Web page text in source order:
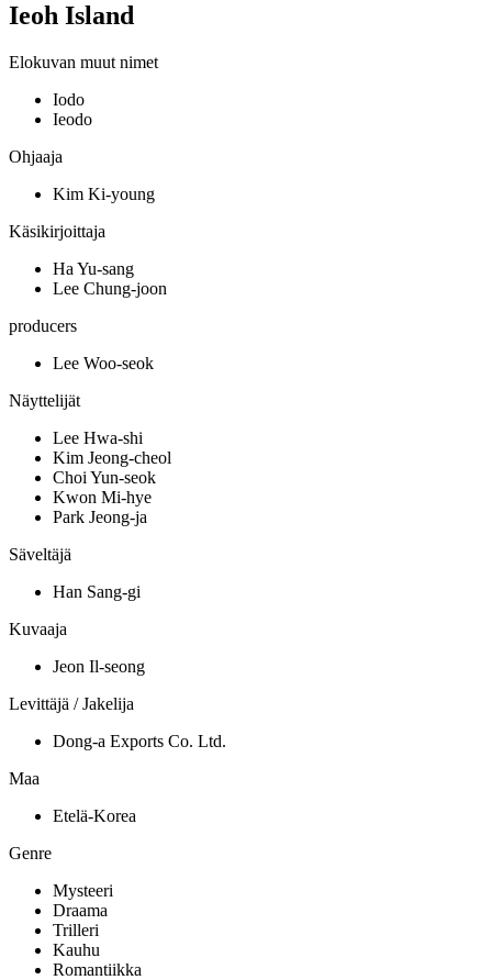
Ieoh Island
Elokuvan muut nimet
Iodo
Ieodo
Ohjaaja
Kim Ki-young
Käsikirjoittaja
Ha Yu-sang
Lee Chung-joon
producers
Lee Woo-seok
Näyttelijät
Lee Hwa-shi
Kim Jeong-cheol
Choi Yun-seok
Kwon Mi-hye
Park Jeong-ja
Säveltäjä
Han Sang-gi
Kuvaaja
Jeon Il-seong
Levittäjä / Jakelija
Dong-a Exports Co. Ltd.
Maa
Etelä-Korea
Genre
Mysteeri
Draama
Trilleri
Kauhu
Romantiikka